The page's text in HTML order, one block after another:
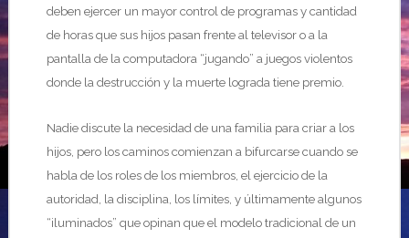
deben ejercer un mayor control de programas y cantidad
de horas que sus hijos pasan frente al televisor o a la
pantalla de la computadora “jugando” a juegos violentos
donde la destrucción y la muerte lograda tiene premio.
Nadie discute la necesidad de una familia para criar a los
hijos, pero los caminos comienzan a bifurcarse cuando se
habla de los roles de los miembros, el ejercicio de la
autoridad, la disciplina, los límites, y últimamente algunos
“iluminados” que opinan que el modelo tradicional de un